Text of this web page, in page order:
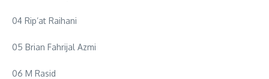
04 Rip’at Raihani
05 Brian Fahrijal Azmi
06 M Rasid